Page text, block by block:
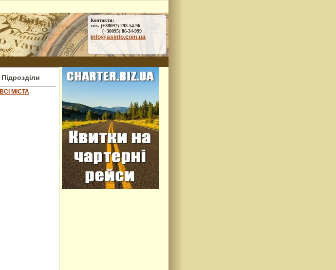
Контакти:
тел. (+38097) 298-54-96
(+38095) 86-34-999
info@asinfo.com.ua
Підрозділи
ВСІ МІСТА